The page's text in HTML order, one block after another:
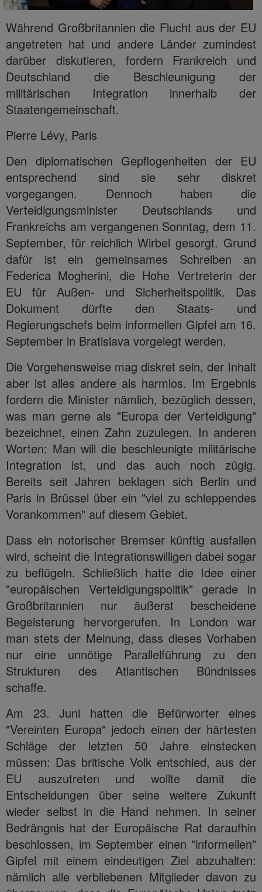
Während Großbritannien die Flucht aus der EU
angetreten hat und andere Länder zumindest
darüber diskutieren, fordern Frankreich und
Deutschland die Beschleunigung der
militärischen Integration innerhalb der
Staatengemeinschaft.
Pierre Lévy, Paris
Den diplomatischen Gepflogenheiten der EU
entsprechend sind sie sehr diskret
vorgegangen. Dennoch haben die
Verteidigungsminister Deutschlands und
Frankreichs am vergangenen Sonntag, dem 11.
September, für reichlich Wirbel gesorgt. Grund
dafür ist ein gemeinsames Schreiben an
Federica Mogherini, die Hohe Vertreterin der
EU für Außen- und Sicherheitspolitik. Das
Dokument dürfte den Staats- und
Regierungschefs beim informellen Gipfel am 16.
September in Bratislava vorgelegt werden.
Die Vorgehensweise mag diskret sein, der Inhalt
aber ist alles andere als harmlos. Im Ergebnis
fordern die Minister nämlich, bezüglich dessen,
was man gerne als "Europa der Verteidigung"
bezeichnet, einen Zahn zuzulegen. In anderen
Worten: Man will die beschleunigte militärische
Integration ist, und das auch noch zügig.
Bereits seit Jahren beklagen sich Berlin und
Paris in Brüssel über ein "viel zu schleppendes
Vorankommen" auf diesem Gebiet.
Dass ein notorischer Bremser künftig ausfallen
wird, scheint die Integrationswilligen dabei sogar
zu beflügeln. Schließlich hatte die Idee einer
"europäischen Verteidigungspolitik" gerade in
Großbritannien nur äußerst bescheidene
Begeisterung hervorgerufen. In London war
man stets der Meinung, dass dieses Vorhaben
nur eine unnötige Parallelführung zu den
Strukturen des Atlantischen Bündnisses
schaffe.
Am 23. Juni hatten die Befürworter eines
"Vereinten Europa" jedoch einen der härtesten
Schläge der letzten 50 Jahre einstecken
müssen: Das britische Volk entschied, aus der
EU auszutreten und wollte damit die
Entscheidungen über seine weitere Zukunft
wieder selbst in die Hand nehmen. In seiner
Bedrängnis hat der Europäische Rat daraufhin
beschlossen, im September einen "informellen"
Gipfel mit einem eindeutigen Ziel abzuhalten:
nämlich alle verbliebenen Mitglieder davon zu